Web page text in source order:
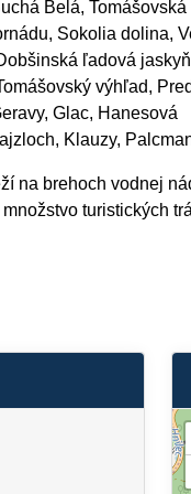
Belá,
Sokolia dolina,
ľadová
výhľad,
Glac, Hanesová
Klauzy,
na brehoch vodnej
turistických